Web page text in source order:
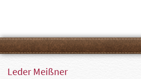
Leder Meißner